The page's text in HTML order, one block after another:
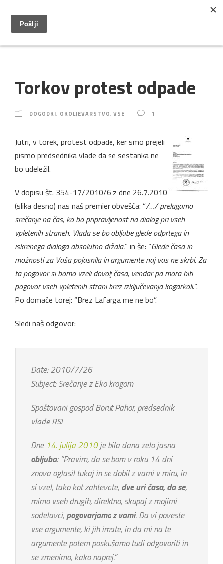
Torkov protest odpade
DOGODKI, OKOLJEVARSTVO, VSE 1
Jutri, v torek, protest odpade, ker smo prejeli
pismo predsednika vlade da se sestanka ne
bo udeležil.
V dopisu št. 354-17/2010/6 z dne 26.7.2010
(slika desno) nas naš premier obvešča: “/…/ prelagamo
srečanje na čas, ko bo pripravljenost na dialog pri vseh
vpletenih straneh. Vlada se bo obljube glede odprtega in
iskrenega dialoga absolutno držala.” in še: “Glede časa in
možnosti za Vaša pojasnila in argumente naj vas ne skrbi. Za
ta pogovor si bomo vzeli dovolj časa, vendar pa mora biti
pogovor vseh vpletenih strani brez izključevanja kogarkoli.“.
Po domače torej: “Brez Lafarga me ne bo”.
Sledi naš odgovor:
Date: 2010/7/26
Subject: Srečanje z Eko krogom
Spoštovani gospod Borut Pahor, predsednik
vlade RS!
Dne 14. julija 2010je bila dana zelo jasna
obljuba: “Pravim, da se bom v roku 14 dni
znova oglasil tukaj in se dobil z vami v miru, in
si vzel, tako kot zahtevate,dve uri časa, da se,
mimo vseh drugih, direktno, skupaj z mojimi
sodelavci,pogovarjamo z vami. Da vi poveste
vse argumente, ki jih imate, in da mi na te
argumente potem poskušamo tudi odgovoriti in
se zmenimo, kako naprej.”